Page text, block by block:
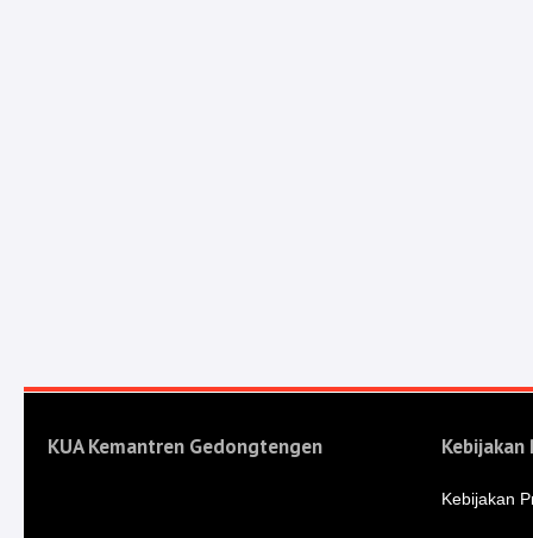
KUA Kemantren Gedongtengen Kebijakan
Kebijakan